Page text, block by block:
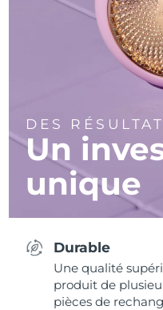
DES
Un
unique
Durable
Une qualité
produit de
pièces de